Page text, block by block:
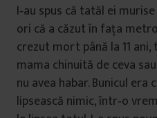
I‐au spus că tatăl ei
ori că a căzut în faţa
crezut mort până la 11
mama chinuită de ceva
nu avea habar. Bunicul era
lipsească nimic, într‐o